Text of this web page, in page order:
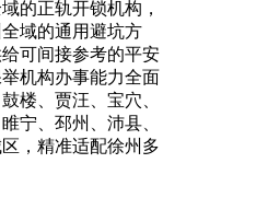
的正轨开锁机构，
域的通用避坑方
可间接参考的平安
机构办事能力全面
楼、贾汪、宝穴、
宁、邳州、沛县、
，精准适配徐州多